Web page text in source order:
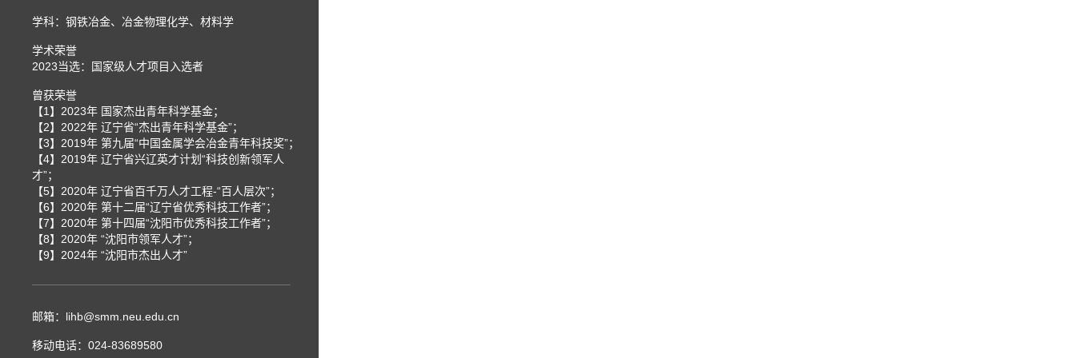
学科：钢铁冶金、冶金物理化学、材料学
学术荣誉
2023当选：国家级人才项目入选者
曾获荣誉
【1】2023年 国家杰出青年科学基金；
【2】2022年 辽宁省“杰出青年科学基金”；
【3】2019年 第九届“中国金属学会冶金青年科技奖”；
【4】2019年 辽宁省兴辽英才计划“科技创新领军人
才”；
【5】2020年 辽宁省百千万人才工程-“百人层次”；
【6】2020年 第十二届“辽宁省优秀科技工作者”；
【7】2020年 第十四届“沈阳市优秀科技工作者”；
【8】2020年 “沈阳市领军人才”；
【9】2024年 “沈阳市杰出人才”
邮箱： lihb@smm.neu.edu.cn
移动电话： 024-83689580